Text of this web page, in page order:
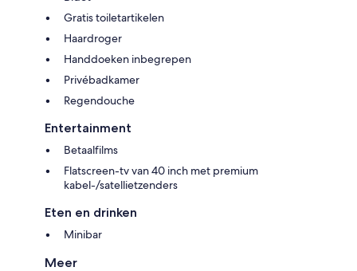
Gratis toiletartikelen
Haardroger
Handdoeken inbegrepen
Privébadkamer
Regendouche
Entertainment
Betaalfilms
Flatscreen-tv van 40 inch met premium
kabel-/satellietzenders
Eten en drinken
Minibar
Meer